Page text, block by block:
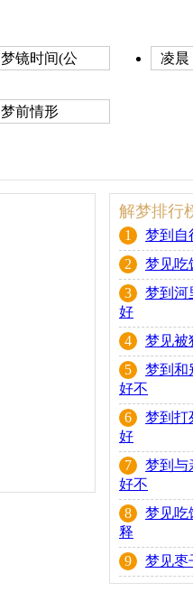
梦镜时间(公
凌晨
梦前情形
解梦排行
1
梦到自
2
梦见吃
3
梦到河
好
4
梦见被
5
梦到和
好不
6
梦到打
好
7
梦到与
好不
8
梦见吃
释
9
梦见枣